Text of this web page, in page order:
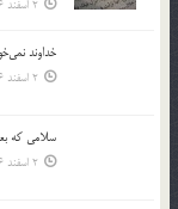
2 اسفند 96
خداوند
2 اسفند 96
سلامي كه بعد از اتمام
2 اسفند 96